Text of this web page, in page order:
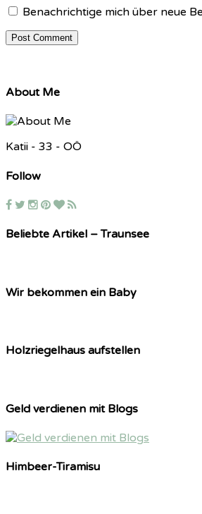
Benachrichtige mich über neue
About Me
Katii - 33 - OÖ
Follow
Beliebte Artikel – Traunsee
Wir bekommen ein Baby
Holzriegelhaus aufstellen
Geld verdienen mit Blogs
Himbeer-Tiramisu